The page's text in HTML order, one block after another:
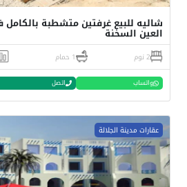
شاليه للبيع غرفتين متشطبة
العين السخنة
2 نوم 1 حمام
واتساب اتصل
عقارات مدينة الجلالة